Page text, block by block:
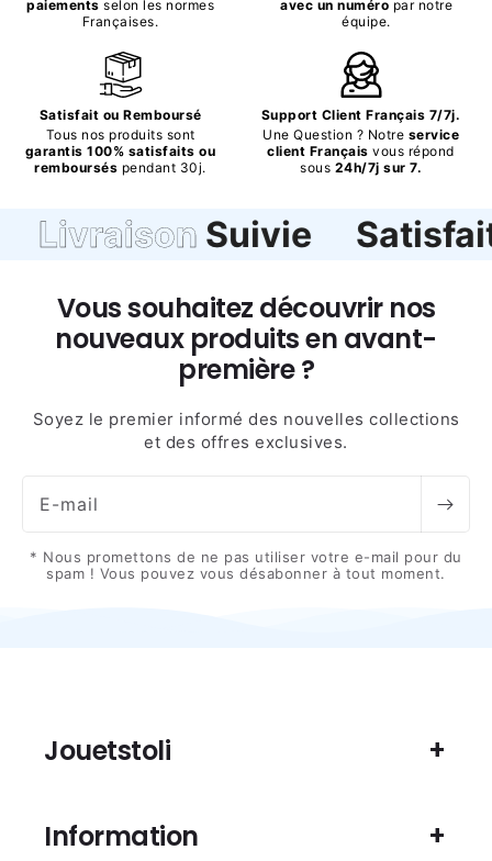
paiements selon les normes
Françaises.
avec un numéro par notre
équipe.
Satisfait ou Remboursé
Tous nos produits sont
garantis 100% satisfaits ou
remboursés pendant 30j.
Support Client Français 7/7j.
Une Question ? Notre service
client Français vous répond
sous 24h/7j sur 7.
LivraisonSuivie Satisfait
Vous souhaitez découvrir nos
nouveaux produits en avant-
première ?
Soyez le premier informé des nouvelles collections
et des offres exclusives.
E-mail
* Nous promettons de ne pas utiliser votre e-mail pour du
spam ! Vous pouvez vous désabonner à tout moment.
Jouetstoli
Information